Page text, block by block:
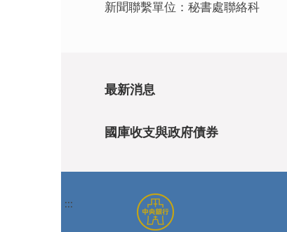
新聞聯繫單位：秘書處聯絡科
最新消息
國庫收支與政府債券
:::